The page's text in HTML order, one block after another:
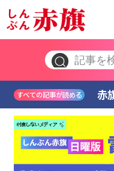
すべての記事が読める 赤